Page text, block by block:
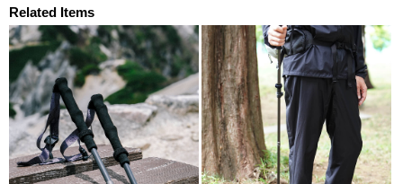
Related Items